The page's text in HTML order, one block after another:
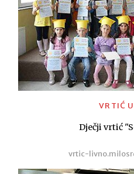
VRTIĆ
Dječji vrtić
vrtic-